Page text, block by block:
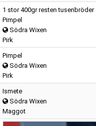
1 stor 400gr resten tusenbröder
Pimpel
Södra Wixen
Pirk
Pimpel
Södra Wixen
Pirk
Ismete
Södra Wixen
Maggot